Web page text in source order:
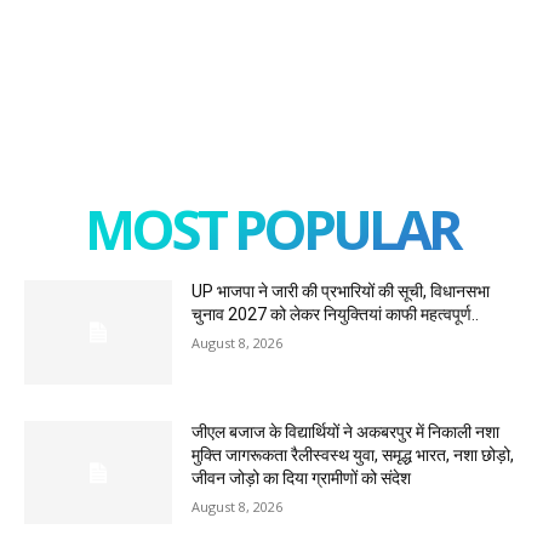
MOST POPULAR
UP भाजपा ने जारी की प्रभारियों की सूची, विधानसभा
चुनाव 2027 को लेकर नियुक्तियां काफी महत्वपूर्ण..
August 8, 2026
जीएल बजाज के विद्यार्थियों ने अकबरपुर में निकाली नशा
मुक्ति जागरूकता रैलीस्वस्थ युवा, समृद्ध भारत, नशा छोड़ो,
जीवन जोड़ो का दिया ग्रामीणों को संदेश
August 8, 2026